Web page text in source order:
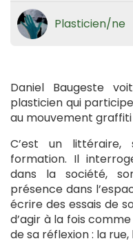
Plasticien/ne
Daniel Baugeste
plasticien qui
au mouvement graffiti
C’est un littéraire,
formation. Il
dans la société,
présence dans
écrire des essais de
d’agir à la fois
de sa réflexion : la